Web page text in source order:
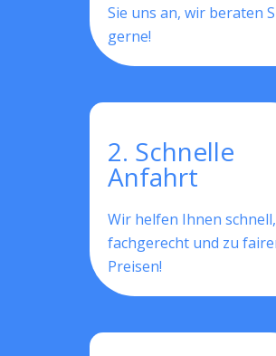
Sie uns an, wir beraten
gerne!
2. Schnelle
Anfahrt
Wir helfen Ihnen schnell,
fachgerecht und zu
Preisen!